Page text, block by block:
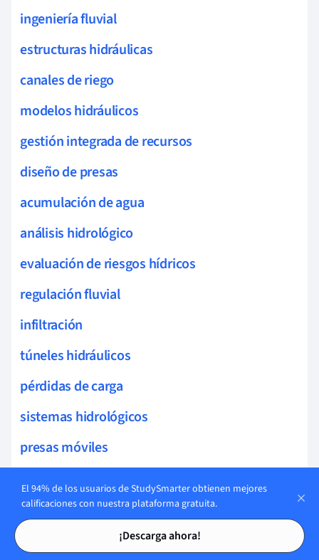
Tarjetas de estudio
Tarjetas de estudio
ingeniería fluvial
estructuras hidráulicas
canales de riego
modelos hidráulicos
gestión integrada de recursos
diseño de presas
acumulación de agua
análisis hidrológico
evaluación de riesgos hídricos
regulación fluvial
infiltración
túneles hidráulicos
pérdidas de carga
sistemas hidrológicos
presas móviles
sostenibilidad hídrica
fenómenos de cavitación
El 94% de los usuarios de StudySmarter obtienen mejores
calificaciones con nuestra plataforma gratuita.
¡Descarga ahora!